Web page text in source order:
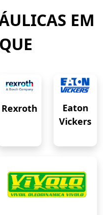
EM
Rexroth
Eaton
Vickers